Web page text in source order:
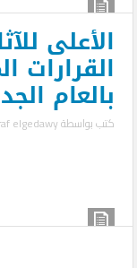
الأعلى
القرارات
بالعام
كتب بواسطةelgedawy